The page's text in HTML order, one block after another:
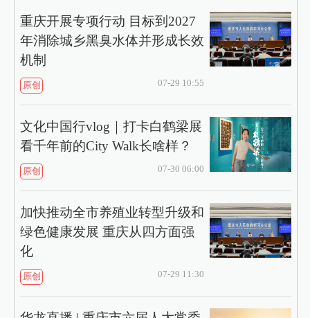
重庆开展专项行动 目标到2027
年消除城乡黑臭水体并形成长效
机制
原创 07-29 10:55
文化中国行vlog｜打卡白鹤梁展
看千年前的City Walk长啥样？
原创 07-30 06:00
加快推动全市养殖业转型升级和
绿色健康发展 重庆从四方面强
化
原创 07-29 11:30